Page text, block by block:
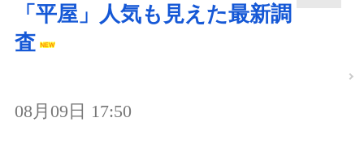
「平屋」人気も見えた最新調
査
08月09日 17:50